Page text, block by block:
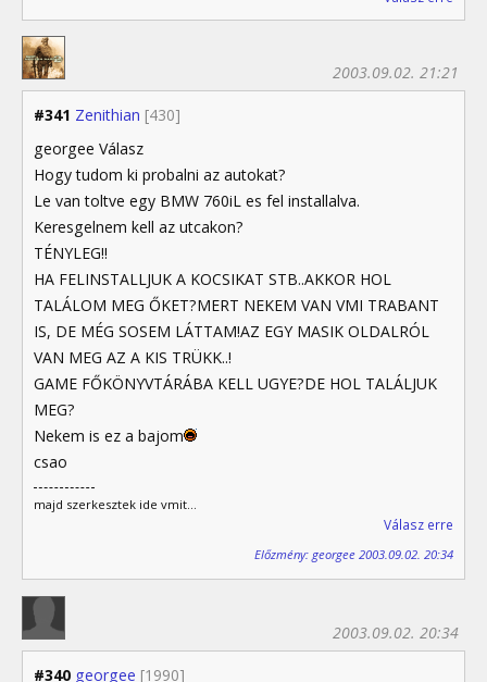
#341 Zenithian [430]
2003.09.02. 21:21
georgee Válasz
Hogy tudom ki probalni az autokat?
Le van toltve egy BMW 760iL es fel installalva.
Keresgelnem kell az utcakon?
TÉNYLEG!!
HA FELINSTALLJUK A KOCSIKAT STB..AKKOR HOL
TALÁLOM MEG ŐKET?MERT NEKEM VAN VMI TRABANT
IS, DE MÉG SOSEM LÁTTAM!AZ EGY MASIK OLDALRÓL
VAN MEG AZ A KIS TRÜKK..!
GAME FŐKÖNYVTÁRÁBA KELL UGYE?DE HOL TALÁLJUK
MEG?
Nekem is ez a bajom
csao
majd szerkesztek ide vmit...
Válasz erre
Előzmény: georgee 2003.09.02. 20:34
#340 georgee [1990]
2003.09.02. 20:34